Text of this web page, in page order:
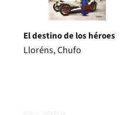
El destino de los héroes
Lloréns, Chufo